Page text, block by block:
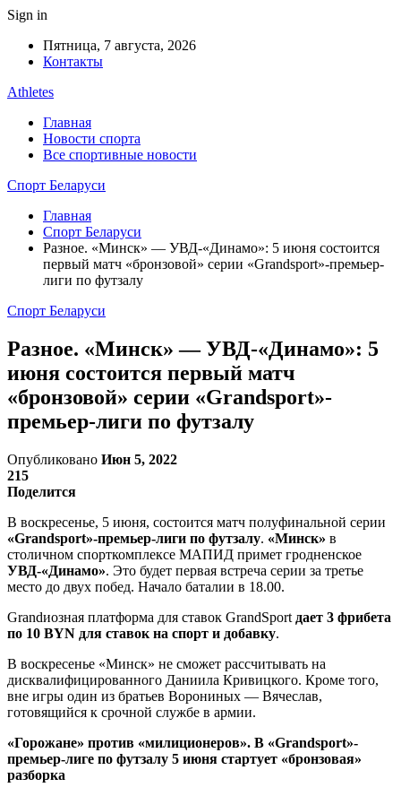
Sign in
Пятница, 7 августа, 2026
Контакты
Athletes
Главная
Новости спорта
Все спортивные новости
Спорт Беларуси
Главная
Спорт Беларуси
Разное. «Минск» — УВД-«Динамо»: 5 июня состоится
первый матч «бронзовой» серии «Grandsport»-премьер-
лиги по футзалу
Спорт Беларуси
Разное. «Минск» — УВД-«Динамо»: 5
июня состоится первый матч
«бронзовой» серии «Grandsport»-
премьер-лиги по футзалу
Опубликовано Июн 5, 2022
215
Поделится
В воскресенье, 5 июня, состоится матч полуфинальной серии
«Grandsport»-премьер-лиги по футзалу. «Минск» в
столичном спорткомплексе МАПИД примет гродненское
УВД-«Динамо». Это будет первая встреча серии за третье
место до двух побед. Начало баталии в 18.00.
Grandиозная платформа для ставок GrandSport дает 3 фрибета
по 10 BYN для ставок на спорт и добавку.
В воскресенье «Минск» не сможет рассчитывать на
дисквалифицированного Даниила Кривицкого. Кроме того,
вне игры один из братьев Ворониных — Вячеслав,
готовящийся к срочной службе в армии.
«Горожане» против «милиционеров». В «Grandsport»-
премьер-лиге по футзалу 5 июня стартует «бронзовая»
разборка